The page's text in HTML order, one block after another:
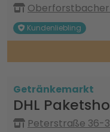
Oberforstbacher
Kundenliebling
Getränkemarkt
DHL
Peterstraße 36-